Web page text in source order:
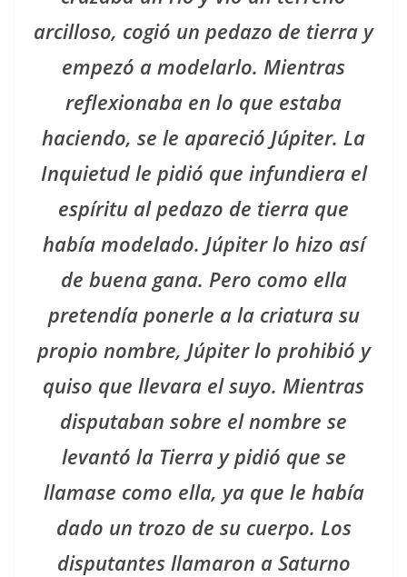
arcilloso, cogió un pedazo de tierra y
empezó a modelarlo. Mientras
reflexionaba en lo que estaba
haciendo, se le apareció Júpiter. La
Inquietud le pidió que infundiera el
espíritu al pedazo de tierra que
había modelado. Júpiter lo hizo así
de buena gana. Pero como ella
pretendía ponerle a la criatura su
propio nombre, Júpiter lo prohibió y
quiso que llevara el suyo. Mientras
disputaban sobre el nombre se
levantó la Tierra y pidió que se
llamase como ella, ya que le había
dado un trozo de su cuerpo. Los
disputantes llamaron a Saturno